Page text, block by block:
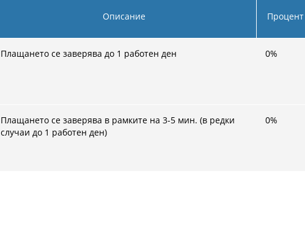
Описание Процент
Плащането се заверява до 1 работен ден 0%
Плащането се заверява в рамките на 3-5 мин. (в редки
случаи до 1 работен ден)
0%